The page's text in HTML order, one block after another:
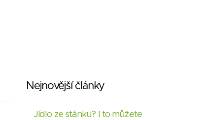
Nejnovější články
Jídlo ze stánku? I to můžete